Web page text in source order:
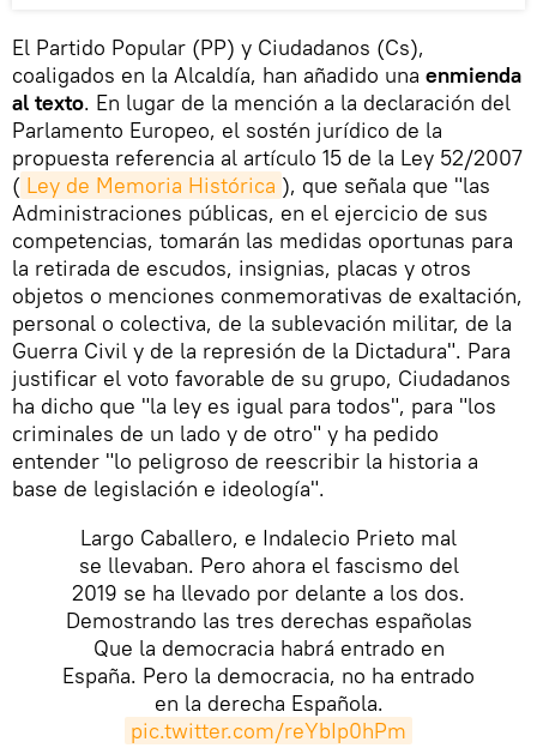
El Partido Popular (PP) y Ciudadanos (Cs),
coaligados en la Alcaldía, han añadido una enmienda
al texto. En lugar de la mención a la declaración del
Parlamento Europeo, el sostén jurídico de la
propuesta referencia al artículo 15 de la Ley 52/2007
( Ley de Memoria Histórica ), que señala que "las
Administraciones públicas, en el ejercicio de sus
competencias, tomarán las medidas oportunas para
la retirada de escudos, insignias, placas y otros
objetos o menciones conmemorativas de exaltación,
personal o colectiva, de la sublevación militar, de la
Guerra Civil y de la represión de la Dictadura". Para
justificar el voto favorable de su grupo, Ciudadanos
ha dicho que "la ley es igual para todos", para "los
criminales de un lado y de otro" y ha pedido
entender "lo peligroso de reescribir la historia a
base de legislación e ideología".
Largo Caballero, e Indalecio Prieto mal
se llevaban. Pero ahora el fascismo del
2019 se ha llevado por delante a los dos.
Demostrando las tres derechas españolas
Que la democracia habrá entrado en
España. Pero la democracia, no ha entrado
en la derecha Española.
pic.twitter.com/reYbIp0hPm